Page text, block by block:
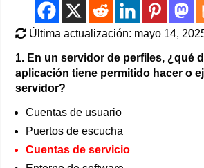
Última actualización: mayo 14,
1. En un servidor de perfiles, ¿qué
aplicación tiene permitido hacer o
servidor?
Cuentas de usuario
Puertos de escucha
Cuentas de servicio